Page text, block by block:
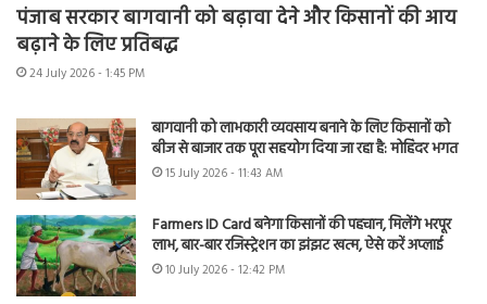
पंजाब सरकार बागवानी को बढ़ावा देने और किसानों की आय
बढ़ाने के लिए प्रतिबद्ध
24 July 2026 - 1:45 PM
बागवानी को लाभकारी व्यवसाय बनाने के लिए किसानों को
बीज से बाजार तक पूरा सहयोग दिया जा रहा है: मोहिंदर भगत
15 July 2026 - 11:43 AM
Farmers ID Card बनेगा किसानों की पहचान, मिलेंगे भरपूर
लाभ, बार-बार रजिस्ट्रेशन का झंझट खत्म, ऐसे करें अप्लाई
10 July 2026 - 12:42 PM